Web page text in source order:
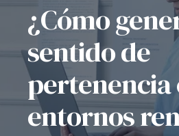
¿Cómo
sentido de
pertenencia
entornos